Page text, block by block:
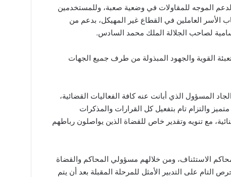
الدعم الموجه للمقاولات في وضعية صعبة، وللمستخدمين
الأسر العاملين في القطاع غير المهيكل، بدعم من
القوية والجهود المبذولة من طرف جميع الجهات
المسؤول الذي أبانت عنه كافة الفعاليات القضائية،
والتزام تام بتفعيل كل القرارات والمذكرات
مع تنويه وتقدير خاص للقضاة الذين يواصلون رباطهم
الاستئناف، ومن خلالهم مسؤولي المحاكم والقضاة
التام على التدبير الأمثل للمرحلة المقبلة بعد أن يتم